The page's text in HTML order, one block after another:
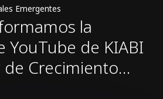
Emergentes
la
YouTube de KIABI
Crecimiento